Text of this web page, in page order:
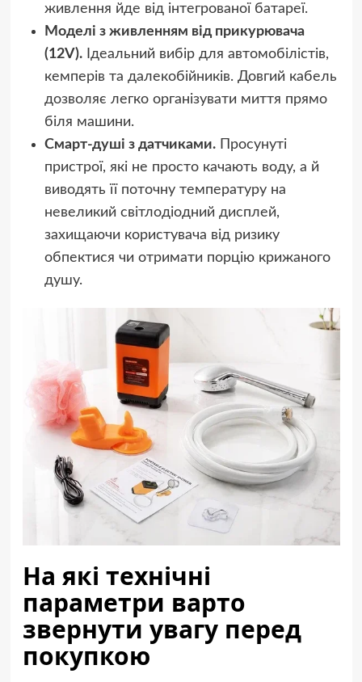
живлення йде від інтегрованої батареї.
Моделі з живленням від прикурювача
(12V).Ідеальний вибір для автомобілістів,
кемперів та далекобійників. Довгий кабель
дозволяє легко організувати миття прямо
біля машини.
Смарт-душі з датчиками.Просунуті
пристрої, які не просто качають воду, а й
виводять її поточну температуру на
невеликий світлодіодний дисплей,
захищаючи користувача від ризику
обпектися чи отримати порцію крижаного
душу.
На які технічні
параметри варто
звернути увагу перед
покупкою